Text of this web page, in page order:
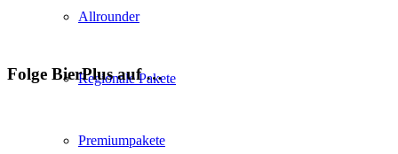
Allrounder
Regionale Pakete
Premiumpakete
Folge BierPlus auf …